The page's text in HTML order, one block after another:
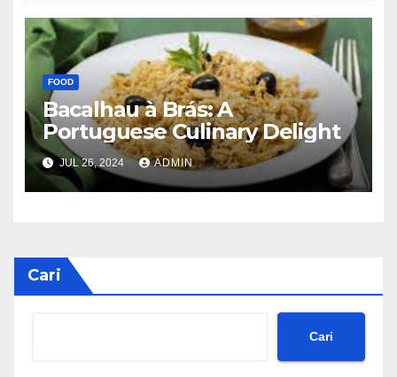
FOOD
Bacalhau à Brás: A
Portuguese Culinary Delight
JUL 26, 2024 ADMIN
Cari
Cari